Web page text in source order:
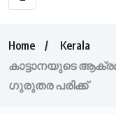
Home
Kerala
കാട്ടാനയുടെ
ഗുരുതര പരിക്ക്